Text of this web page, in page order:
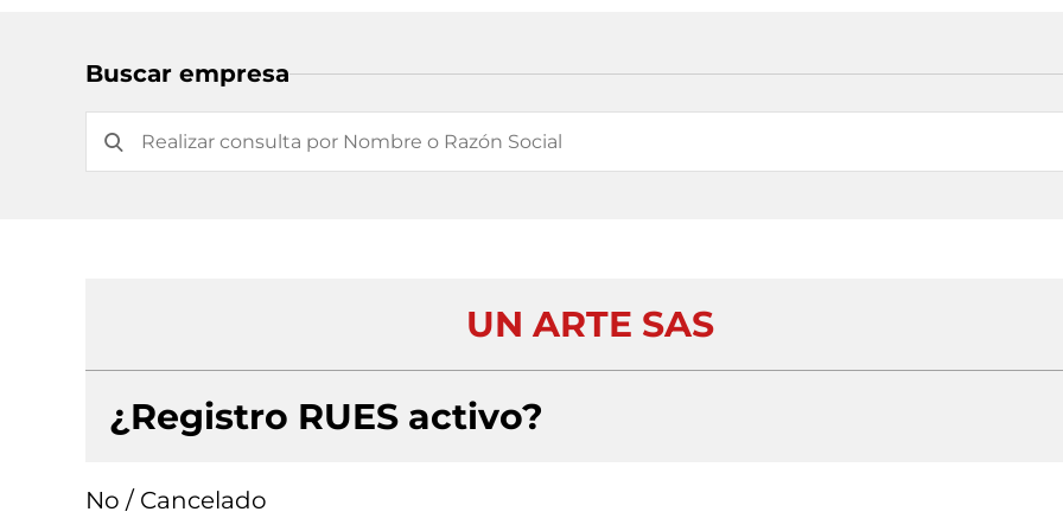
Buscar empresa
UN ARTE SAS
¿Registro RUES activo?
No / Cancelado